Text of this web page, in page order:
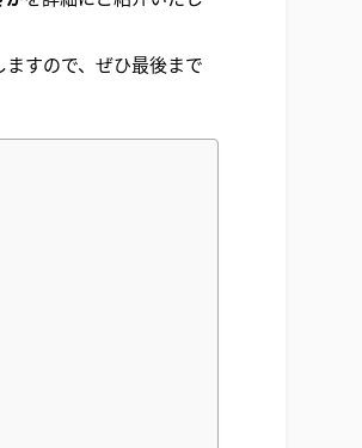
すので、ぜひ最後まで